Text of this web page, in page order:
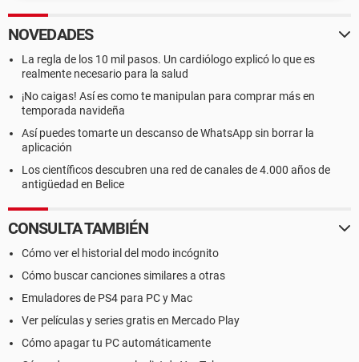
NOVEDADES
La regla de los 10 mil pasos. Un cardiólogo explicó lo que es
realmente necesario para la salud
¡No caigas! Así es como te manipulan para comprar más en
temporada navideña
Así puedes tomarte un descanso de WhatsApp sin borrar la
aplicación
Los científicos descubren una red de canales de 4.000 años de
antigüedad en Belice
CONSULTA TAMBIÉN
Cómo ver el historial del modo incógnito
Cómo buscar canciones similares a otras
Emuladores de PS4 para PC y Mac
Ver películas y series gratis en Mercado Play
Cómo apagar tu PC automáticamente